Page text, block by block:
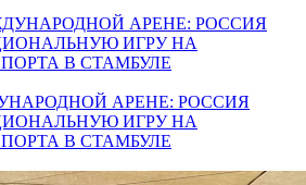
АРЕНЕ: РОССИЯ
ИГРУ НА
В СТАМБУЛЕ